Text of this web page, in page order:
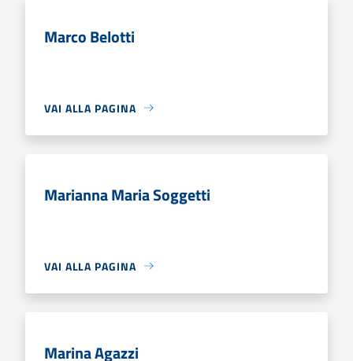
Marco Belotti
VAI ALLA PAGINA
Marianna Maria Soggetti
VAI ALLA PAGINA
Marina Agazzi